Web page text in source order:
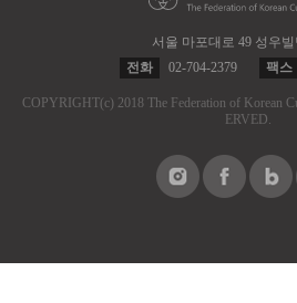
서울 마포대로 49 성우빌
전화
02-704-2379 팩스
COPYRIGHT(c) 2018 The Federation of Korean
ERVED.